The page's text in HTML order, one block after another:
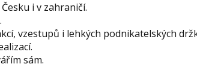
i v zahraničí.
vzestupů i lehkých podnikatelských
sám.